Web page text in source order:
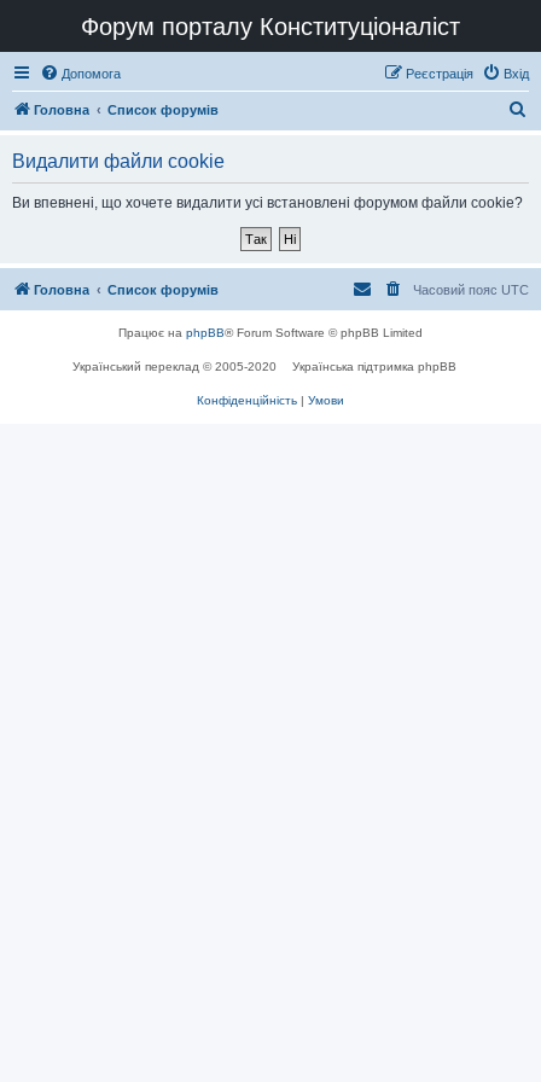
Форум порталу Конституціоналіст
Допомога Вхід
Реєстрація
Головна Список форумів
Видалити файли cookie
Ви впевнені, що хочете видалити усі встановлені форумом файли cookie?
Головна Список форумів Часовий пояс UTC
Працює на phpBB® Forum Software © phpBB Limited
Український переклад © 2005-2020 Українська підтримка phpBB
Конфіденційність | Умови